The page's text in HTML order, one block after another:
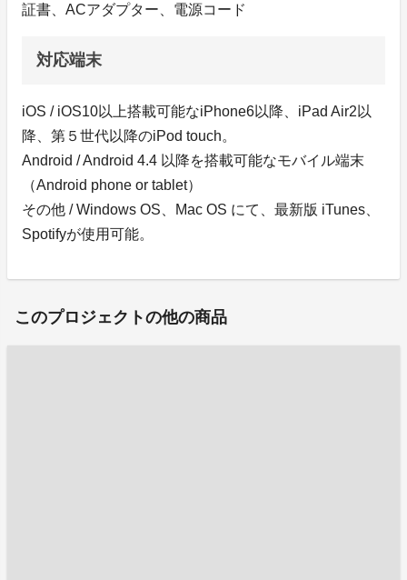
証書、ACアダプター、電源コード
対応端末
iOS / iOS10以上搭載可能なiPhone6以降、iPad Air2以
降、第５世代以降のiPod touch。
Android / Android 4.4 以降を搭載可能なモバイル端末
（Android phone or tablet）
その他 / Windows OS、Mac OS にて、最新版 iTunes、
Spotifyが使用可能。
このプロジェクトの他の商品